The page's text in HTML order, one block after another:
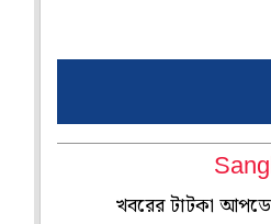
খবরের টাটকা